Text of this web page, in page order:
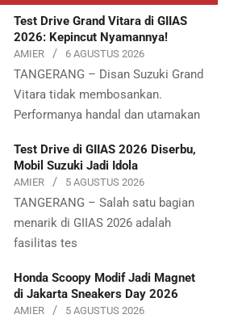
Test Drive Grand Vitara di GIIAS
2026: Kepincut Nyamannya!
AMIER 6 AGUSTUS 2026
TANGERANG – Disan Suzuki Grand
Vitara tidak membosankan.
Performanya handal dan utamakan
Test Drive di GIIAS 2026 Diserbu,
Mobil Suzuki Jadi Idola
AMIER 5 AGUSTUS 2026
TANGERANG – Salah satu bagian
menarik di GIIAS 2026 adalah
fasilitas tes
Honda Scoopy Modif Jadi Magnet
di Jakarta Sneakers Day 2026
AMIER 5 AGUSTUS 2026